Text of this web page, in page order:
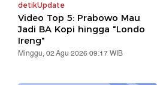
detikUpdate
Video Top 5: Prabowo Mau
Jadi BA Kopi hingga "Londo
Ireng"
Minggu, 02 Agu 2026 09:17 WIB